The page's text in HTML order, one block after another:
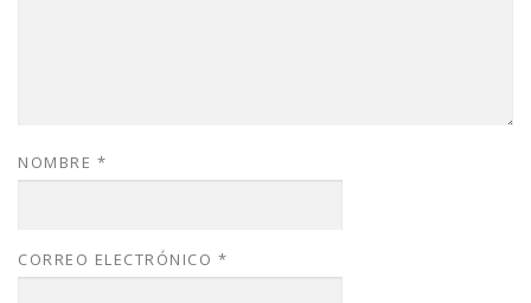
NOMBRE *
CORREO ELECTRÓNICO *